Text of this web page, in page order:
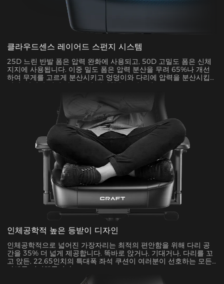
클라우드센스 레이어드 스펀지 시스템
25D 느린 반발 폼은 압력 완화에 사용되고, 50D 고밀도 폼은 신체
지지에 사용됩니다. 이중 밀도 폼은 압력 분산을 무려 65%나 개선
하여 무게를 고르게 분산시키고 엉덩이와 다리에 압력을 분산시킵
니다. 압박감 없이 하루 종일 편안함을 느껴보세요!
인체공학적 높은 등받이 디자인
인체공학적으로 넓어진 가장자리는 최적의 편안함을 위해 다리 공
간을 35% 더 넓게 제공합니다. 똑바로 앉거나, 기대거나, 다리를 꼬
고 앉든, 22.65인치의 특대폭 좌석 쿠션이 여러분이 선호하는 모든
자세를 지지해줍니다.